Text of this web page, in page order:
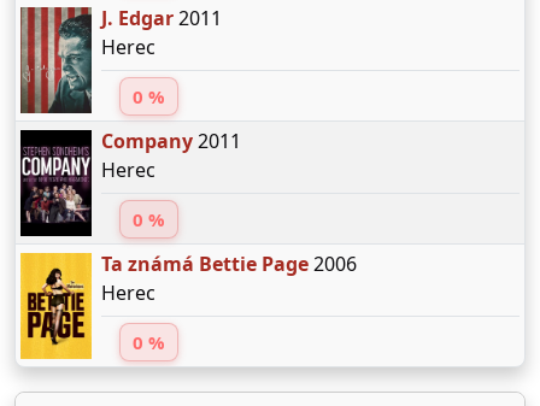
J. Edgar2011
Herec
0 %
Company2011
Herec
0 %
Ta známá Bettie Page2006
Herec
0 %